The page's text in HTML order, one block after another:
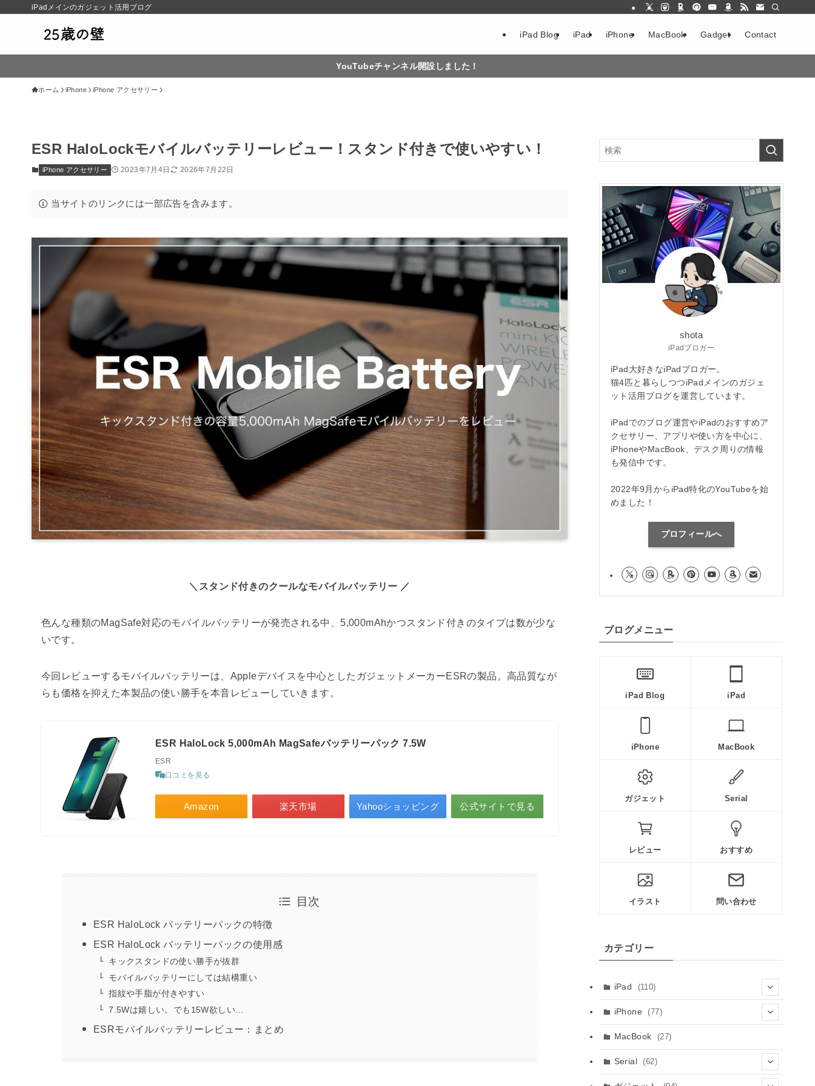
iPadメインのガジェット活用ブログ
iPad Blog iPad iPhone MacBook Gadget Contact
YouTubeチャンネル開設しました！
ホーム iPhone iPhone アクセサリー
ESR HaloLockモバイルバッテリーレビュー！スタンド付きで使いやすい！
iPhone アクセサリー 2023年7月4日 2026年7月22日
当サイトのリンクには一部広告を含みます。
＼スタンド付きのクールなモバイルバッテリー ／
色んな種類のMagSafe対応のモバイルバッテリーが発売される中、5,000mAhかつスタンド付きのタイプは数が少な
いです。
今回レビューするモバイルバッテリーは、Appleデバイスを中心としたガジェットメーカーESRの製品。高品質なが
らも価格を抑えた本製品の使い勝手を本音レビューしていきます。
ESR HaloLock 5,000mAh MagSafeバッテリーパック 7.5W
ESR
口コミを見る
Amazon 楽天市場 Yahooショッピング 公式サイトで見る
目次
ESR HaloLock バッテリーパックの特徴
ESR HaloLock バッテリーパックの使用感
キックスタンドの使い勝手が抜群
モバイルバッテリーにしては結構重い
指紋や手脂が付きやすい
7.5Wは嬉しい。でも15W欲しい…
ESRモバイルバッテリーレビュー：まとめ
shota
iPadブロガー
iPad大好きなiPadブロガー。
猫4匹と暮らしつつiPadメインのガジェ
ット活用ブログを運営しています。
iPadでのブログ運営やiPadのおすすめア
クセサリー、アプリや使い方を中心に、
iPhoneやMacBook、デスク周りの情報
も発信中です。
2022年9月からiPad特化のYouTubeを始
めました！
プロフィールへ
ブログメニュー
iPad Blog iPad
iPhone MacBook
ガジェット Serial
レビュー おすすめ
イラスト 問い合わせ
カテゴリー
iPad (110)
(8)
iPhone (77)
(9)
MacBook (27)
Serial (62)